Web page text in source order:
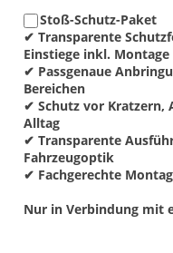
Stoß-Schutz-Paket
✔ Transparente
Einstiege inkl. Montage
✔ Passgenaue
Bereichen
✔ Schutz vor Kratzern,
Alltag
✔ Transparente
Fahrzeugoptik
✔ Fachgerechte
Nur in Verbindung mit